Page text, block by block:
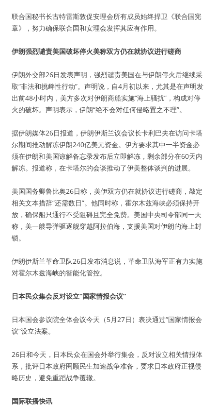
联合国秘书长古特雷斯敦促安理会所有成员始终捍卫《联合国宪
章》，努力确保联合国和安理会发挥其应有作用。
伊朗强烈谴责美国破坏停火美称双方仍在就协议进行磋商
伊朗外交部26日发表声明，强烈谴责美国在与伊朗停火后继续采
取“非法和挑衅性行动”。声明说，自4月初以来，尤其是在声明发
出前48小时内，美方多次对伊朗商船实施“海上骚扰”，构成对停
火的破坏。声明表示，伊朗“绝不会对任何侵略置之不理”。
据伊朗媒体26日报道，伊朗伊斯兰议会议长卡利巴夫在访问卡塔
尔期间推动解冻伊朗240亿美元资金。伊方要求其中一半资金必
须在伊朗和美国谅解备忘录发布后立即解冻，剩余部分在60天内
解冻。报道称，在卡塔尔的会谈推动了伊美整体谈判的进展。
美国国务卿鲁比奥26日称，美伊双方仍在就协议进行磋商，敲定
相关文本措辞“还需数日”。他同时称，霍尔木兹海峡必须保持开
放，确保船只通行不受阻碍且完全免费。美国中央司令部同一天
称，美一艘导弹驱逐舰穿越阿拉伯海，支援美国对伊朗的海上封
锁。
伊朗伊斯兰革命卫队26日发布消息说，革命卫队海军正有力实施
对霍尔木兹海峡的智能化管控。
日本民众集会反对设立“国家情报会议”
日本国会参议院全体会议今天（5月27日）表决通过“国家情报会
议”设立法案。
26日和今天，日本民众在国会外举行集会，反对设立相关情报体
系，批评日本政府罔顾民生加速战争准备，要求日本政府正视侵
略历史，避免重蹈战争覆辙。
国际联播快讯